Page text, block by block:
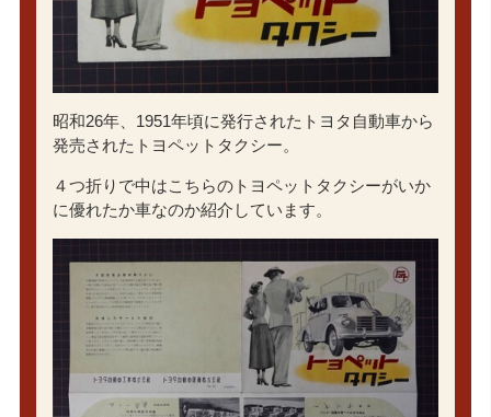
昭和26年、1951年頃に発行されたトヨタ自動車から
発売されたトヨペットタクシー。
４つ折りで中はこちらのトヨペットタクシーがいか
に優れたか車なのか紹介しています。